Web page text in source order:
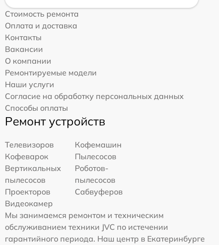
Стоимость ремонта
Оплата и доставка
Контакты
Вакансии
О компании
Ремонтируемые модели
Наши услуги
Согласие на обработку персональных данных
Способы оплаты
Ремонт устройств
Телевизоров
Кофемашин
Кофеварок
Пылесосов
Вертикальных
пылесосов
Роботов-
пылесосов
Проекторов
Сабвуферов
Видеокамер
Мы занимаемся ремонтом и техническим
обслуживанием техники JVC по истечении
гарантийного периода. Наш центр в Екатеринбурге